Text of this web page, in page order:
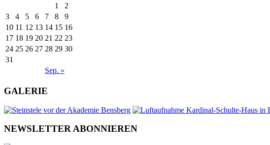
Sep. »
1
2
3
4 5 6 7 8
9
10 11 12 13 14 15 16
17 18 19 20 21 22 23
24 25 26 27 28 29 30
31
GALERIE
NEWSLETTER ABONNIEREN